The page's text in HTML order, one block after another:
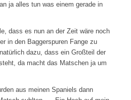
ja alles tun was einem gerade in
dass es nun an der Zeit wäre noch
in den Baggerspuren Fange zu
dazu, dass ein Großteil der
da macht das Matschen ja um
aus meinen Spaniels dann